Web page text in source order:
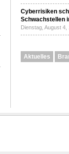
Cyberrisiken
Schwachstellen
Dienstag, August
Aktuelles